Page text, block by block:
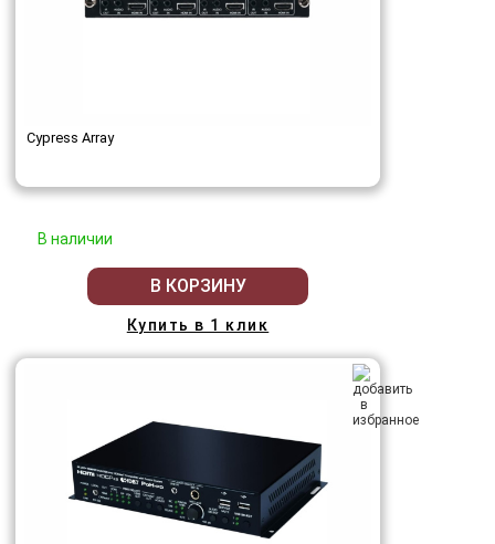
Cypress Array
В наличии
В КОРЗИНУ
Купить в 1 клик